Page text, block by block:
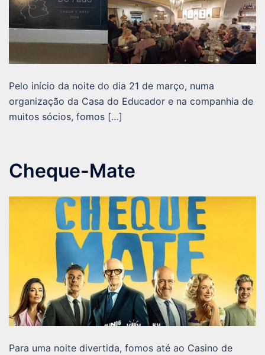
Pelo início da noite do dia 21 de março, numa
organização da Casa do Educador e na companhia de
muitos sócios, fomos […]
Cheque-Mate
Para uma noite divertida, fomos até ao Casino de